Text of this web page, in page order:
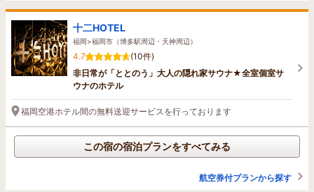
十二HOTEL
福岡>福岡市（博多駅周辺・天神周辺）
4.7
(10件)
非日常が「ととのう」大人の隠れ家サウナ★全室個室サ
ウナのホテル
福岡空港ホテル間の無料送迎サービスを行っております
この宿の宿泊プランをすべてみる
航空券付プランから探す